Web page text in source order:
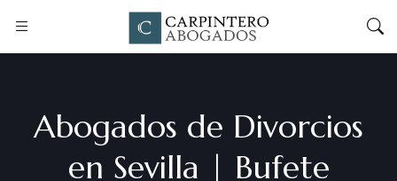
Abogados de Divorcios
en Sevilla | Bufete